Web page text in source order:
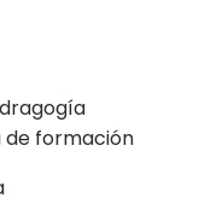
de formación